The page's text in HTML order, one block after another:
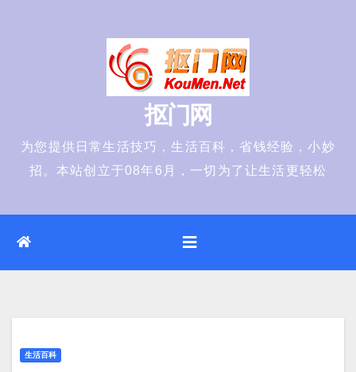
抠门网
为您提供日常生活技巧，生活百科，省钱经验，小妙
招。本站创立于08年6月，一切为了让生活更轻松
生活百科